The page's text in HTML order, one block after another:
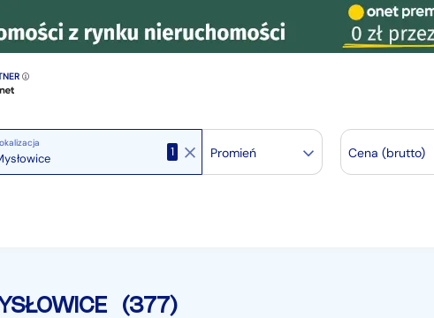
1 Promień Cena (brutto)
(377)